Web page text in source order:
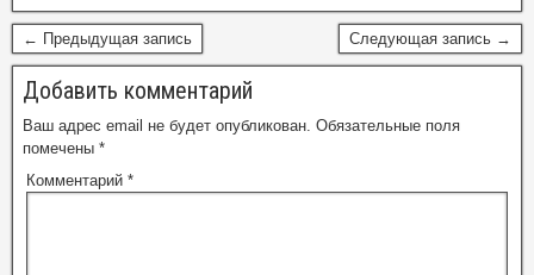
← Предыдущая запись Следующая запись →
Добавить комментарий
Ваш адрес email не будет опубликован. Обязательные поля
помечены *
Комментарий *